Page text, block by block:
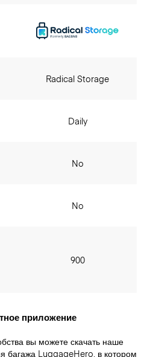
Radical Storage
Daily
No
No
900
приложение
вы можете скачать наше
багажа LuggageHero, в котором